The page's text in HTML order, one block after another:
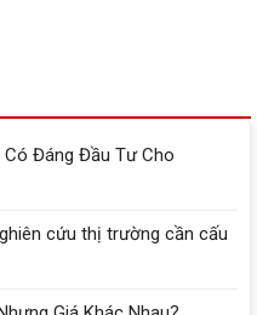
Đáng Đầu Tư Cho
cứu thị trường cần cấu